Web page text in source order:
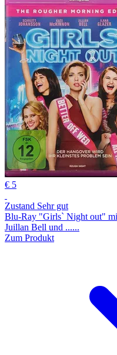
€ 5
Zustand Sehr gut
Blu-Ray "Girls` Night out"
Juillan Bell und ......
Zum Produkt